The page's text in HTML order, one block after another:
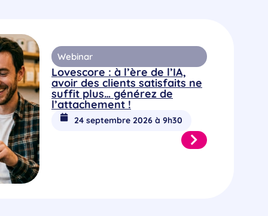
Webinar
Lovescore : à l’ère de l’IA,
avoir des clients satisfaits ne
suffit plus… générez de
l’attachement !
24 septembre 2026 à 9h30